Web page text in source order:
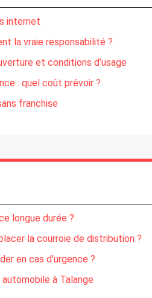
internet
la vraie responsabilité ?
et conditions d’usage
: quel coût prévoir ?
franchise
longue durée ?
la courroie de distribution ?
en cas d’urgence ?
à Talange